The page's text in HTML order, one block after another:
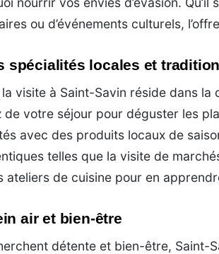
ou d’événements culturels,
spécialités locales et
visite à Saint-Savin réside dans
de votre séjour pour déguster les
avec des produits locaux de
telles que la visite de
ateliers de cuisine pour en
air et bien-être
détente et bien-être, Saint-